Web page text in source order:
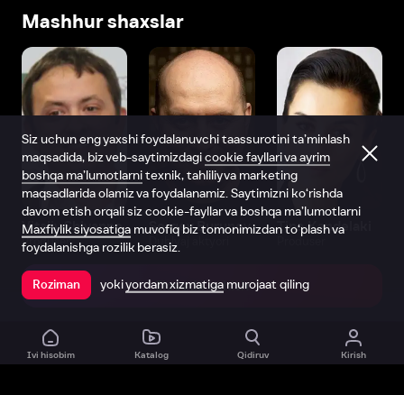
Mashhur shaxslar
Vitaliy Shlyappo
Produser
Sergey Burunov
Dublyaj aktyori
Tina Kandelaki
Ilovada ochish
Ivi hisobim Katalog Qidiruv Kirish
Siz uchun eng yaxshi foydalanuvchi taassurotini ta’minlash
maqsadida, biz veb-saytimizdagicookie fayllari va ayrim
boshqa ma’lumotlarnitexnik, tahliliy va marketing
maqsadlarida olamiz va foydalanamiz. Saytimizni ko‘rishda
davom etish orqali siz cookie-fayllar va boshqa ma’lumotlarni
Maxfiylik siyosatiga muvofiq biz tomonimizdan to‘plash va
foydalanishga rozilik berasiz.
Roziman yokiyordam xizmatiga murojaat qiling